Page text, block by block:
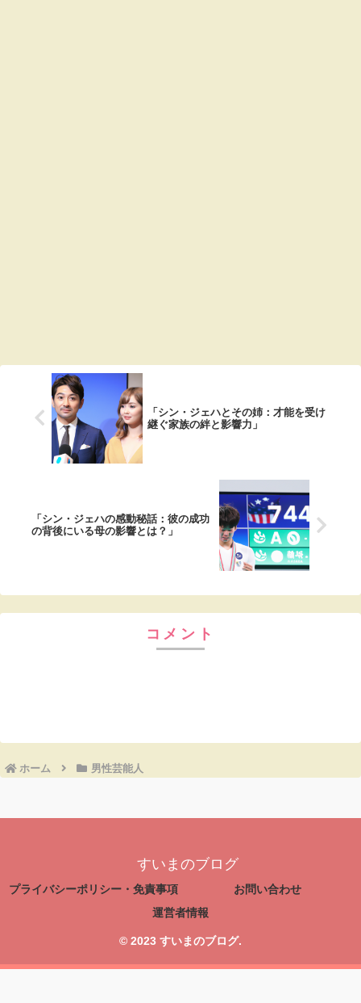
「シン・ジェハとその姉：才能を受け
継ぐ家族の絆と影響力」
「シン・ジェハの感動秘話：彼の成功
の背後にいる母の影響とは？」
コメント
ホーム 男性芸能人
すいまのブログ
プライバシーポリシー・免責事項
お問い合わせ
運営者情報
© 2023 すいまのブログ.